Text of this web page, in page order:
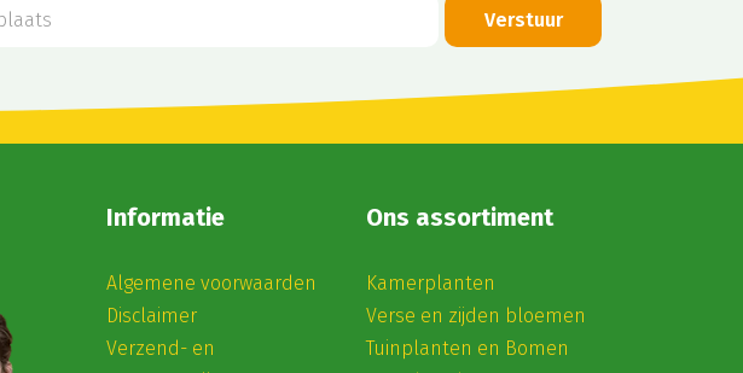
Informatie
Algemene voorwaarden
Disclaimer
Verzend- en
Ons assortiment
Kamerplanten
Verse en zijden bloemen
Tuinplanten en Bomen